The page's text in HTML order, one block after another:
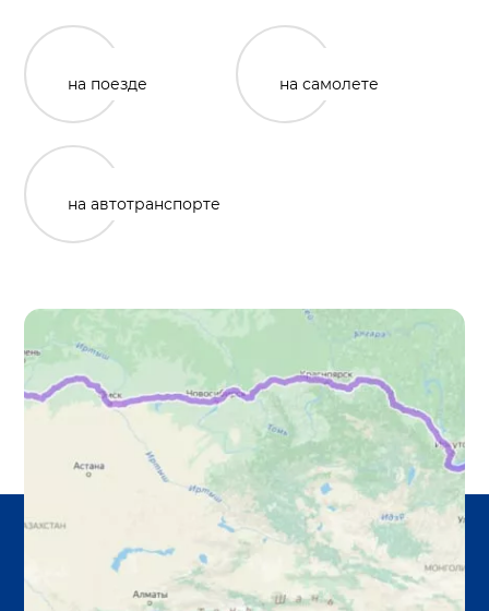
на поезде на самолете
на автотранспорте